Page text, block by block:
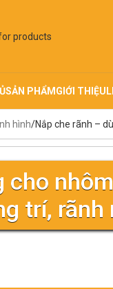
SẢN PHẨMGIỚI THIỆU
hình Nắp che rãnh –
cho
trí, rãnh